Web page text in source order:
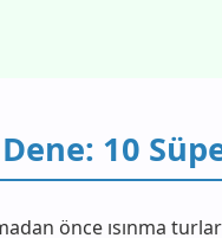
10
önce ısınma